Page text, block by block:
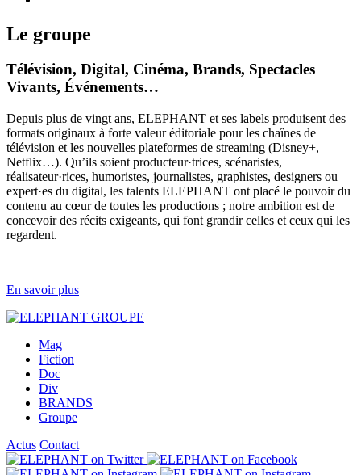
Le groupe
Télévision, Digital, Cinéma, Brands, Spectacles
Vivants, Événements…
Depuis plus de vingt ans, ELEPHANT et ses labels produisent des
formats originaux à forte valeur éditoriale pour les chaînes de
télévision et les nouvelles plateformes de streaming (Disney+,
Netflix…). Qu’ils soient producteur·trices, scénaristes,
réalisateur·rices, humoristes, journalistes, graphistes, designers ou
expert·es du digital, les talents ELEPHANT ont placé le pouvoir du
contenu au cœur de toutes les productions ; notre ambition est de
concevoir des récits exigeants, qui font grandir celles et ceux qui les
regardent.
En savoir plus
Mag
Fiction
Doc
Div
BRANDS
Groupe
Actus Contact